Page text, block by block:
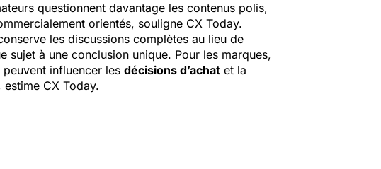
questionnent davantage les contenus polis,
orientés, souligne CX Today.
les discussions complètes au lieu de
sujet à une conclusion unique. Pour les marques,
peuvent influencer les décisions d’achat et la
CX Today.